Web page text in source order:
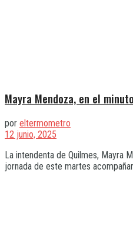
Mayra Mendoza, en el
por eltermometro
12 junio, 2025
La intendenta de Quilmes, Mayra
jornada de este martes